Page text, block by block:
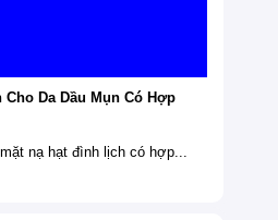
Cho Da Dầu Mụn Có Hợp
nạ hạt đình lịch có hợp...